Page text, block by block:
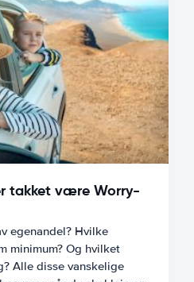
takket være Worry-
egenandel? Hvilke
minimum? Og hvilket
Alle disse vanskelige